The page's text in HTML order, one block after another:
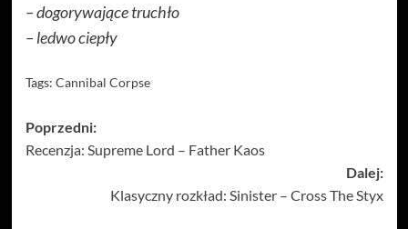
– dogorywające truchło
– ledwo ciepły
Tags: Cannibal Corpse
Zobacz
wpisy
Poprzedni:
Recenzja: Supreme Lord – Father Kaos
Dalej:
Klasyczny rozkład: Sinister – Cross The Styx